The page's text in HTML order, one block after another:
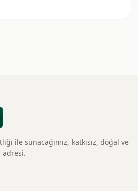
ile sunacağımız, katkısız, doğal ve
adresi.